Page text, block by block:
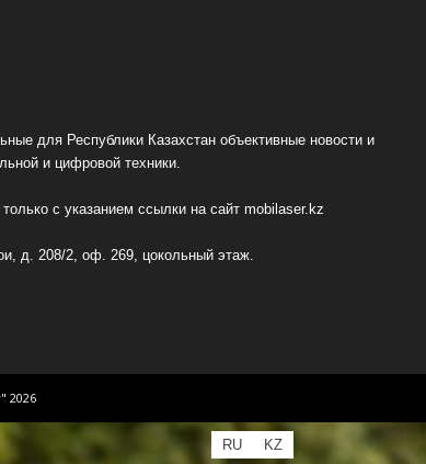
для Республики Казахстан объективные новости и
и цифровой техники.
с указанием ссылки на сайт mobilaser.kz
д. 208/2, оф. 269, цокольный этаж.
2026
RU KZ